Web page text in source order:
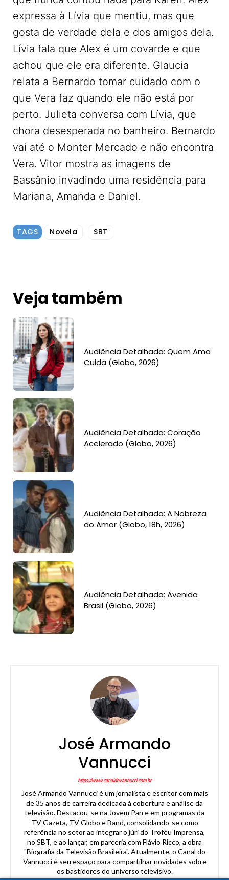
expressa à Lívia que mentiu, mas que
gosta de verdade dela e dos amigos dela.
Lívia fala que Alex é um covarde e que
achou que ele era diferente. Glaucia
relata a Bernardo tomar cuidado com o
que Vera faz quando ele não está por
perto. Julieta conversa com Lívia, que
chora desesperada no banheiro. Bernardo
vai até o Monter Mercado e não encontra
Vera. Vitor mostra as imagens de
Bassânio invadindo uma residência para
Mariana, Amanda e Daniel.
TAGS Novela SBT
Veja também
Audiência Detalhada: Quem Ama
Cuida (Globo, 2026)
Audiência Detalhada: Coração
Acelerado (Globo, 2026)
Audiência Detalhada: A Nobreza
do Amor (Globo, 18h, 2026)
Audiência Detalhada: Avenida
Brasil (Globo, 2026)
José Armando
Vannucci
https://www.canaldovannucci.com.br
José Armando Vannucci é um jornalista e escritor com mais
de 35 anos de carreira dedicada à cobertura e análise da
televisão. Destacou-se na Jovem Pan e em programas da
TV Gazeta, TV Globo e Band, consolidando-se como
referência no setor ao integrar o júri do Troféu Imprensa,
no SBT, e ao lançar, em parceria com Flávio Ricco, a obra
"Biografia da Televisão Brasileira". Atualmente, o Canal do
Vannucci é seu espaço para compartilhar novidades sobre
os bastidores do universo televisivo.